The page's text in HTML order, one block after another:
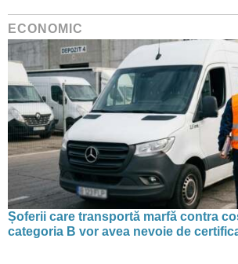
ECONOMIC
Șoferii care transportă marfă contra
categoria B vor avea nevoie de